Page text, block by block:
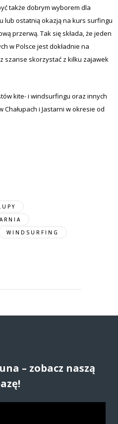
także dobrym wyborem dla
lub ostatnią okazją na kurs surfingu
przerwą. Tak się składa, że jeden
w Polsce jest dokładnie na
szanse skorzystać z kilku zajawek
kite- i windsurfingu oraz innych
Chałupach i Jastarni w okresie od
WINDSURFING
– zobacz naszą